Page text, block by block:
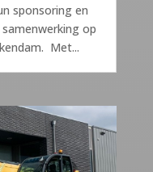
sponsoring en
op
Met...